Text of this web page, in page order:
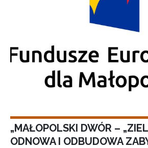
„MAŁOPOLSKI DWÓR –
ODNOWA I ODBUDOWA